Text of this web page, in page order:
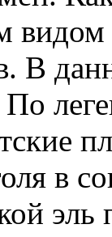
видом
В
в
эль